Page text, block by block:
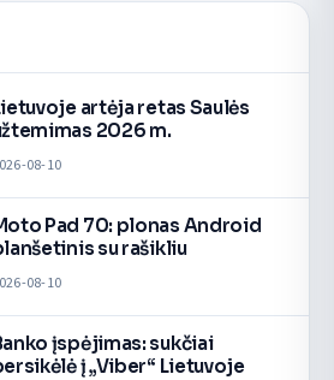
artėja retas Saulės
2026 m.
08-10
Pad 70: plonas Android
su rašikliu
08-10
įspėjimas: sukčiai
į „Viber“ Lietuvoje